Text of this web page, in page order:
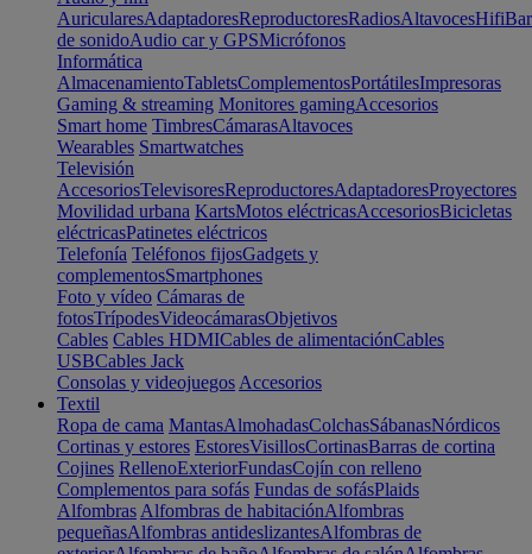
AuricularesAdaptadoresReproductoresRadiosAltavocesHifi
de sonidoAudio car y GPSMicrófonos
Informática
AlmacenamientoTabletsComplementosPortátilesImpresoras
Gaming & streaming Monitores gamingAccesorios
Smart home TimbresCámarasAltavoces
Wearables Smartwatches
Televisión
AccesoriosTelevisoresReproductoresAdaptadoresProyectores
Movilidad urbana KartsMotos eléctricasAccesoriosBicicletas
eléctricasPatinetes eléctricos
Telefonía Teléfonos fijosGadgets y
complementosSmartphones
Foto y vídeo Cámaras de
fotosTrípodesVideocámarasObjetivos
Cables Cables HDMICables de alimentaciónCables
USBCables Jack
Consolas y videojuegos Accesorios
Textil
Ropa de cama MantasAlmohadasColchasSábanasNórdicos
Cortinas y estores EstoresVisillosCortinasBarras de cortina
Cojines RellenoExteriorFundasCojín con relleno
Complementos para sofás Fundas de sofásPlaids
Alfombras Alfombras de habitaciónAlfombras
pequeñasAlfombras antideslizantesAlfombras de